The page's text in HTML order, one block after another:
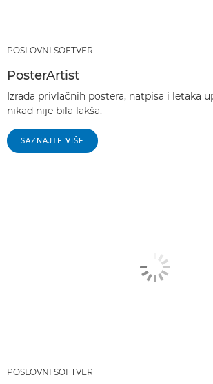
POSLOVNI SOFTVER
PosterArtist
Izrada privlačnih postera, natpisa i letaka
nikad nije bila lakša.
SAZNAJTE VIŠE
POSLOVNI SOFTVER